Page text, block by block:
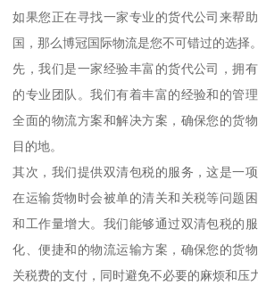
如果您正在寻找一家专业的货代公司来帮
国，那么博冠国际物流是您不可错过的选择。
先，我们是一家经验丰富的货代公司，拥
的专业团队。我们有着丰富的经验和的管
全面的物流方案和解决方案，确保您的货
目的地。
其次，我们提供双清包税的服务，这是一
在运输货物时会被单的清关和关税等问题
和工作量增大。我们能够通过双清包税的
化、便捷和的物流运输方案，确保您的货
关税费的支付，同时避免不必要的麻烦和压